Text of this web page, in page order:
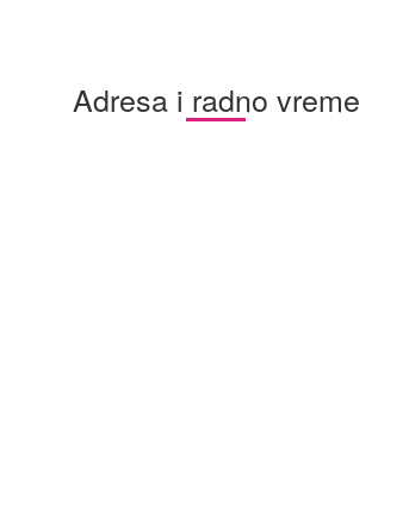
Adresa i radno vreme